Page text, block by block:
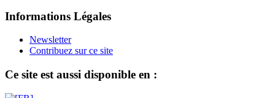
Informations Légales
Newsletter
Contribuez sur ce site
Ce site est aussi disponible en :